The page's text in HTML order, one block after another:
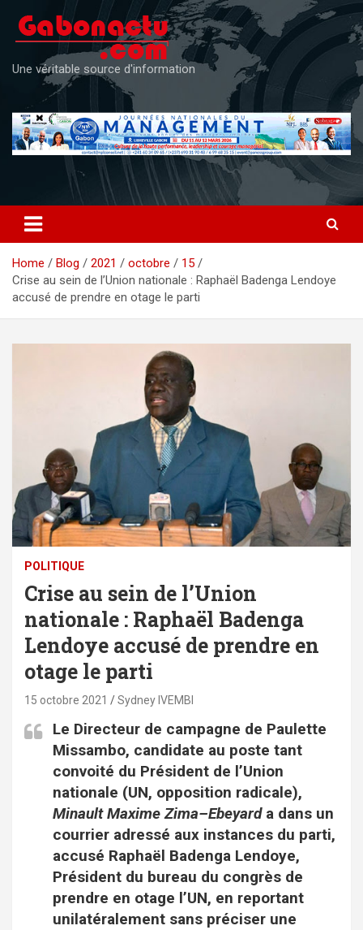
content
Une véritable source d'information
Home Blog 2021 octobre
15
Crise au sein de l’Union nationale : Raphaël Badenga Lendoye
accusé de prendre en otage le parti
POLITIQUE
Crise au sein de l’Union
nationale : Raphaël Badenga
Lendoye accusé de prendre en
otage le parti
15 octobre 2021 Sydney IVEMBI
Le Directeur de campagne de Paulette
Missambo, candidate au poste tant
convoité du Président de l’Union
nationale (UN, opposition radicale),
Minault Maxime Zima–Ebeyarda dans un
courrier adressé aux instances du parti,
accusé Raphaël Badenga Lendoye,
Président du bureau du congrès de
prendre en otage l’UN, en reportant
unilatéralement sans préciser une